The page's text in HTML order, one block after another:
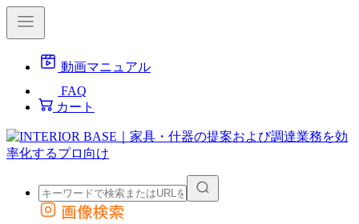
動画マニュアル
FAQ
カート
外部サイトの商品をカートに追加
画像検索